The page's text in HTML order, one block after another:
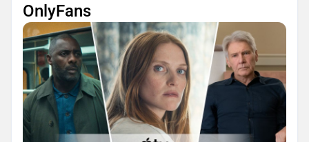
OnlyFans